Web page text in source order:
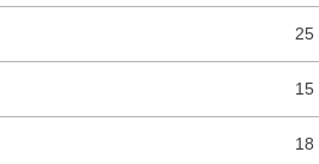
25
15
18